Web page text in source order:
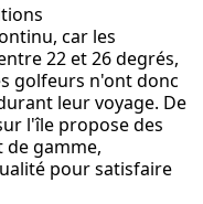
car les
22 et 26 degrés,
golfeurs n'ont donc
leur voyage. De
l'île propose des
gamme,
pour satisfaire